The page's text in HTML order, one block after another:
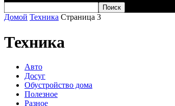
Домой Техника Страница 3
Техника
Авто
Досуг
Обустройство дома
Полезное
Разное